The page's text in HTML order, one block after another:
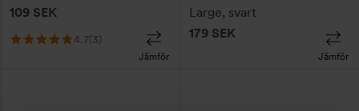
109 SEK
4.7(3)
Jämför
Large, svart
179 SEK
Jämför